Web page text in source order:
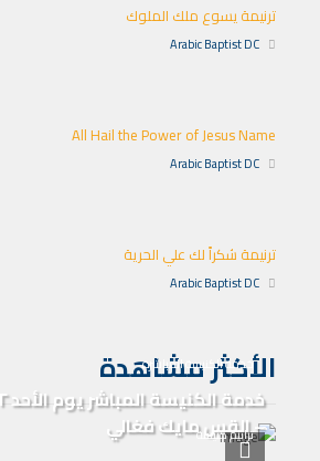
ترنيمة يسوع ملك الملوك
Arabic Baptist DC
All Hail the Power of Jesus Name
Arabic Baptist DC
ترنيمة شكراً لك علي الحرية
Arabic Baptist DC
الأكثر مشاهدة
خدمة الكنيسة المباشرة
– القس مايك فغالي
ترانيم كنيسة